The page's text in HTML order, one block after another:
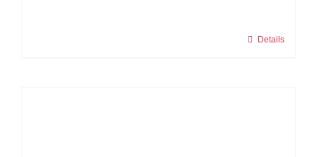
Details